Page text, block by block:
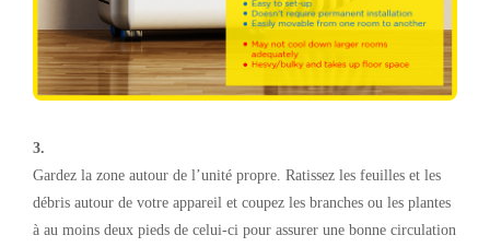
3.
Gardez la zone autour de l’unité propre. Ratissez les feuilles et les
débris autour de votre appareil et coupez les branches ou les plantes
à au moins deux pieds de celui-ci pour assurer une bonne circulation